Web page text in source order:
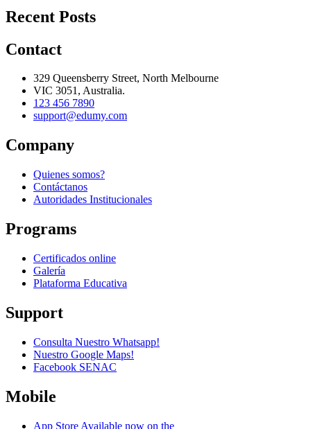
Recent Posts
Contact
329 Queensberry Street, North Melbourne
VIC 3051, Australia.
123 456 7890
support@edumy.com
Company
Quienes somos?
Contáctanos
Autoridades Institucionales
Programs
Certificados online
Galería
Plataforma Educativa
Support
Consulta Nuestro Whatsapp!
Nuestro Google Maps!
Facebook SENAC
Mobile
App Store Available now on the